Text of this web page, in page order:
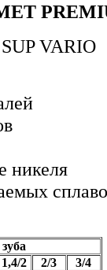
никеля
1,4/2 2/3
3/4